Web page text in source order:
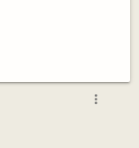
more_vert